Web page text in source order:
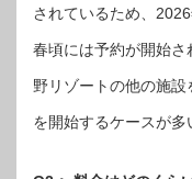
されているため、
春頃には予約が開始
野リゾートの他の施
を開始するケースが多